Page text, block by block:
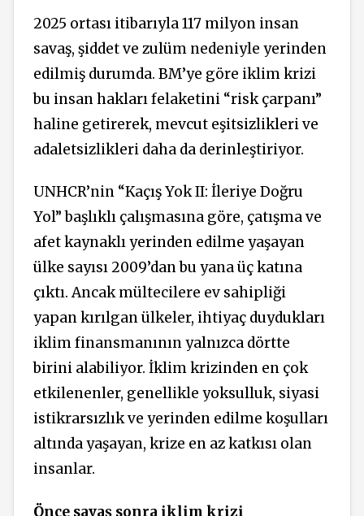
2025 ortası itibarıyla 117 milyon insan
savaş, şiddet ve zulüm nedeniyle yerinden
edilmiş durumda. BM’ye göre iklim krizi
bu insan hakları felaketini “risk çarpanı”
haline getirerek, mevcut eşitsizlikleri ve
adaletsizlikleri daha da derinleştiriyor.
UNHCR’nin “Kaçış Yok II: İleriye Doğru
Yol” başlıklı çalışmasına göre, çatışma ve
afet kaynaklı yerinden edilme yaşayan
ülke sayısı 2009’dan bu yana üç katına
çıktı. Ancak mültecilere ev sahipliği
yapan kırılgan ülkeler, ihtiyaç duydukları
iklim finansmanının yalnızca dörtte
birini alabiliyor. İklim krizinden en çok
etkilenenler, genellikle yoksulluk, siyasi
istikrarsızlık ve yerinden edilme koşulları
altında yaşayan, krize en az katkısı olan
insanlar.
Önce savaş sonra iklim krizi